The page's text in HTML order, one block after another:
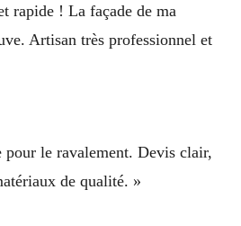
rapide ! La façade de ma
Artisan très professionnel et
le ravalement. Devis clair,
de qualité. »